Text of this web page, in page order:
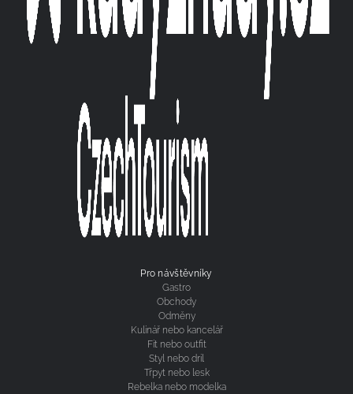
Pro návštěvníky
Gastro
Obchody
Odměny
Kulinář nebo kancelář
Fit nebo outfit
Styl nebo dril
Třpyt nebo lesk
Rebelka nebo modelka